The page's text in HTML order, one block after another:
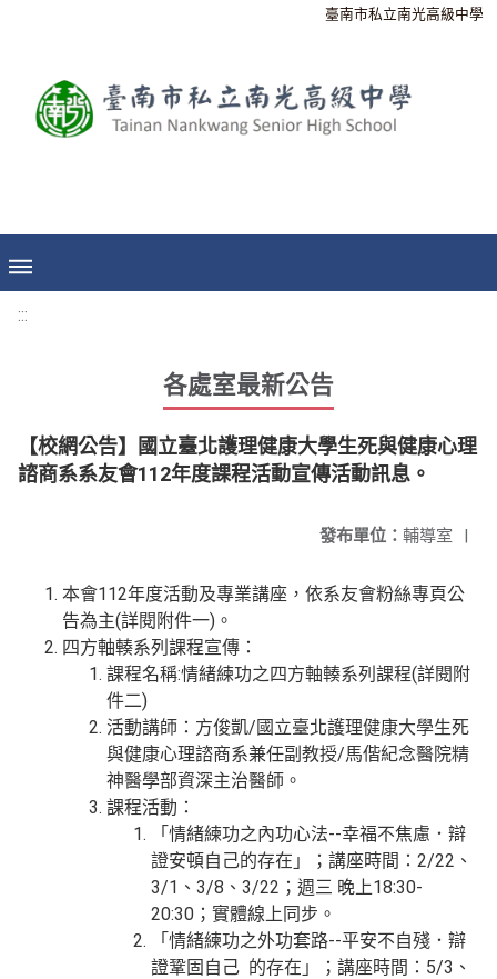
臺南市私立南光高級中學
:::
各處室最新公告
【校網公告】國立臺北護理健康大學生死與健康心理
諮商系系友會112年度課程活動宣傳活動訊息。
發布單位： 輔導室 |
本會112年度活動及專業講座，依系友會粉絲專頁公
告為主(詳閱附件一)。
四方軸輳系列課程宣傳：
課程名稱:情緒練功之四方軸輳系列課程(詳閱附
件二)
活動講師：方俊凱/國立臺北護理健康大學生死
與健康心理諮商系兼任副教授/馬偕紀念醫院精
神醫學部資深主治醫師。
課程活動：
「情緒練功之內功心法--幸福不焦慮．辯
證安頓自己的存在」；講座時間：2/22、
3/1、3/8、3/22；週三 晚上18:30-
20:30；實體線上同步。
「情緒練功之外功套路--平安不自殘．辯
證鞏固自己 的存在」；講座時間：5/3、